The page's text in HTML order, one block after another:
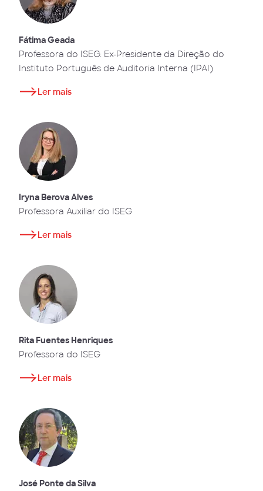
Fátima Geada
Professora do ISEG. Ex-Presidente da Direção do
Instituto Português de Auditoria Interna (IPAI)
Ler mais
Iryna Berova Alves
Professora Auxiliar do ISEG
Ler mais
Rita Fuentes Henriques
Professora do ISEG
Ler mais
José Ponte da Silva